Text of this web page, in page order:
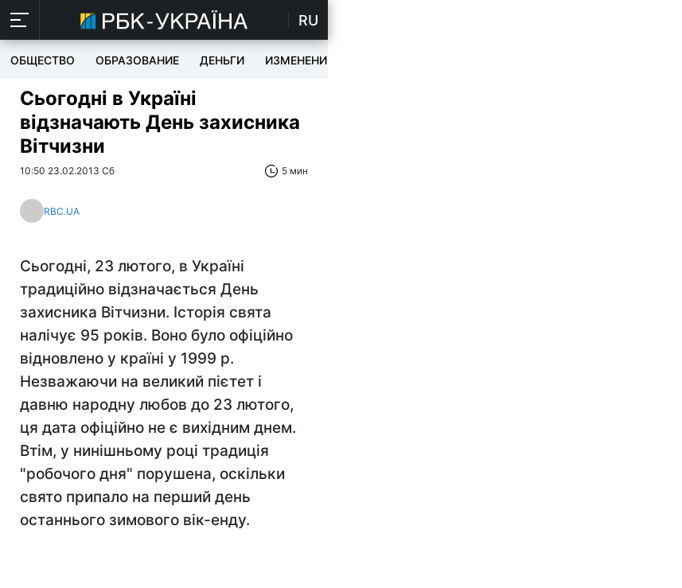
RU
ОБЩЕСТВО ОБРАЗОВАНИЕ ДЕНЬГИ ИЗМЕНЕНИЯ
Сьогодні в Україні
відзначають День захисника
Вітчизни
10:50 23.02.2013 Сб 5 мин
RBC.UA
Сьогодні, 23 лютого, в Україні
традиційно відзначається День
захисника Вітчизни. Історія свята
налічує 95 років. Воно було офіційно
відновлено у країні у 1999 р.
Незважаючи на великий пієтет і
давню народну любов до 23 лютого,
ця дата офіційно не є вихідним днем.
Втім, у нинішньому році традиція
"робочого дня" порушена, оскільки
свято припало на перший день
останнього зимового вік-енду.